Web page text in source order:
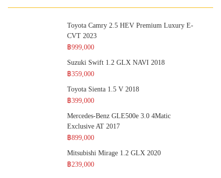
Toyota Camry 2.5 HEV Premium Luxury E-
CVT 2023
฿999,000
Suzuki Swift 1.2 GLX NAVI 2018
฿359,000
Toyota Sienta 1.5 V 2018
฿399,000
Mercedes-Benz GLE500e 3.0 4Matic
Exclusive AT 2017
฿899,000
Mitsubishi Mirage 1.2 GLX 2020
฿239,000